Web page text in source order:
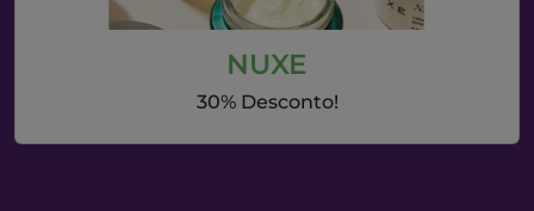
NUXE
30% Desconto!